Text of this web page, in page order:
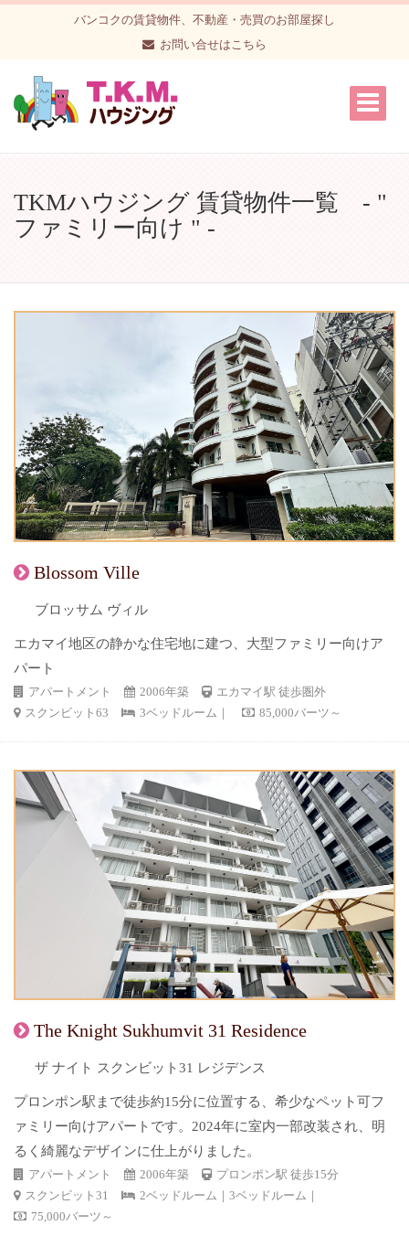
バンコクの賃貸物件、不動産・売買のお部屋探し
お問い合せはこちら
TKMハウジング 賃貸物件一覧 - "
ファミリー向け " -
Blossom Ville
ブロッサム ヴィル
エカマイ地区の静かな住宅地に建つ、大型ファミリー向けア
パート
アパートメント 2006年築
エカマイ駅 徒歩圏外
スクンビット63
3ベッドルーム｜ 85,000バーツ～
The Knight Sukhumvit 31 Residence
ザ ナイト スクンビット31 レジデンス
プロンポン駅まで徒歩約15分に位置する、希少なペット可フ
ァミリー向けアパートです。2024年に室内一部改装され、明
るく綺麗なデザインに仕上がりました。
アパートメント 2006年築
プロンポン駅 徒歩15分
スクンビット31
2ベッドルーム｜3ベッドルーム｜
75,000バーツ～